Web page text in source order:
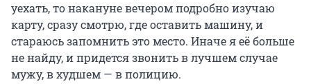
уехать, то накануне вечером подробно изучаю
карту, сразу смотрю, где оставить машину, и
стараюсь запомнить это место. Иначе я её больше
не найду, и придется звонить в лучшем случае
мужу, в худшем — в полицию.